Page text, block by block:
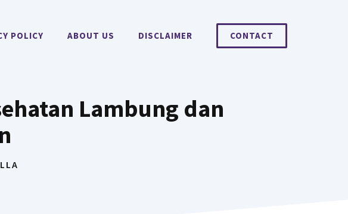
POLICY ABOUT US DISCLAIMER CONTACT
Lambung dan